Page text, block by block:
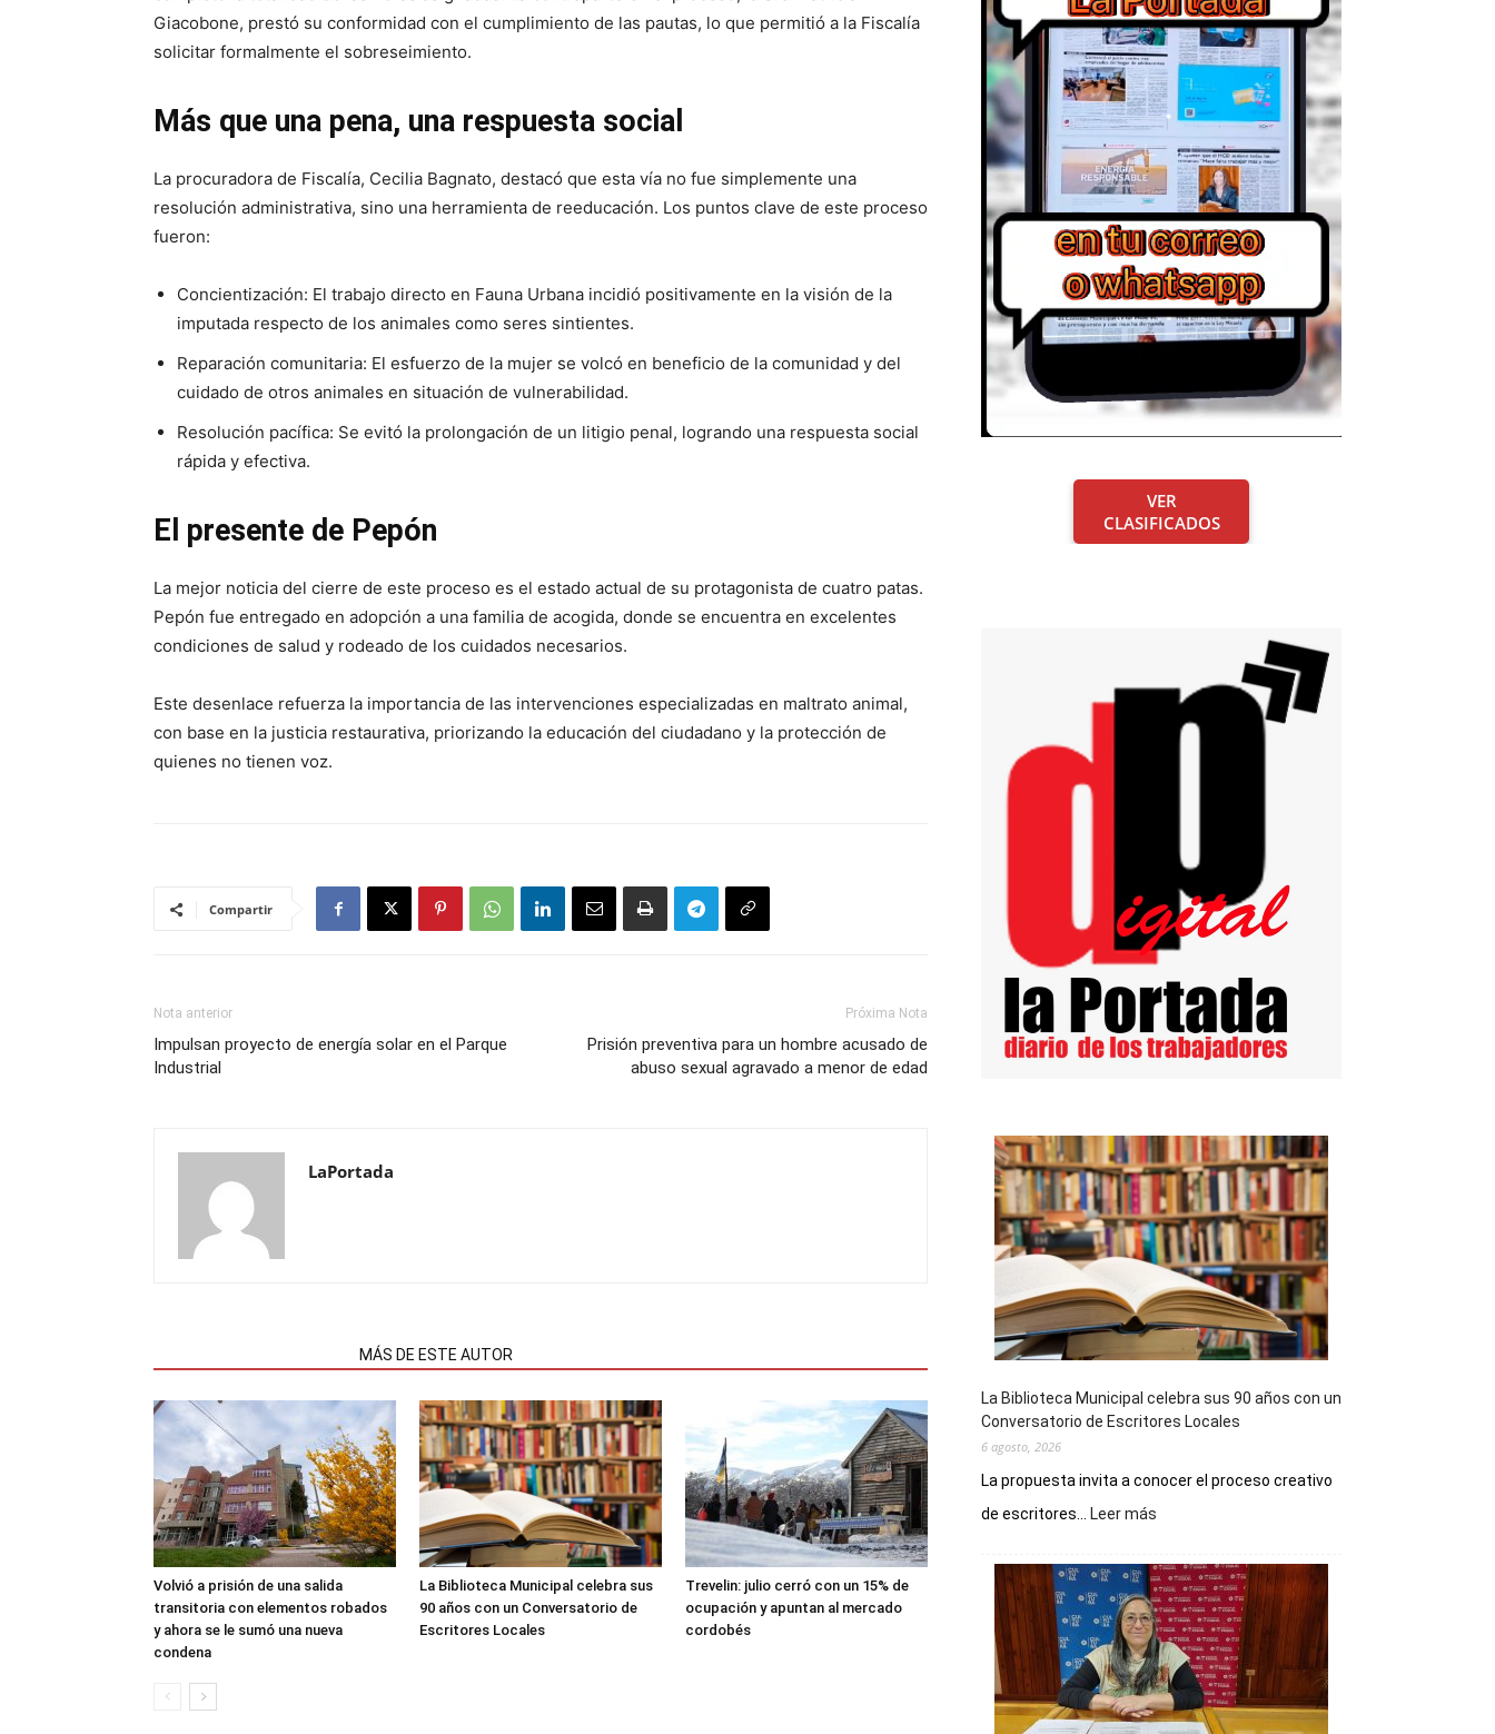
Giacobone, prestó su conformidad con el cumplimiento de las pautas, lo que permitió a la Fiscalía
solicitar formalmente el sobreseimiento.
Más que una pena, una respuesta social
La procuradora de Fiscalía, Cecilia Bagnato, destacó que esta vía no fue simplemente una
resolución administrativa, sino una herramienta de reeducación. Los puntos clave de este proceso
fueron:
Concientización: El trabajo directo en Fauna Urbana incidió positivamente en la visión de la
imputada respecto de los animales como seres sintientes.
Reparación comunitaria: El esfuerzo de la mujer se volcó en beneficio de la comunidad y del
cuidado de otros animales en situación de vulnerabilidad.
Resolución pacífica: Se evitó la prolongación de un litigio penal, logrando una respuesta social
rápida y efectiva.
El presente de Pepón
La mejor noticia del cierre de este proceso es el estado actual de su protagonista de cuatro patas.
Pepón fue entregado en adopción a una familia de acogida, donde se encuentra en excelentes
condiciones de salud y rodeado de los cuidados necesarios.
Este desenlace refuerza la importancia de las intervenciones especializadas en maltrato animal,
con base en la justicia restaurativa, priorizando la educación del ciudadano y la protección de
quienes no tienen voz.
Compartir
Nota anterior
Impulsan proyecto de energía solar en el Parque
Industrial
Próxima Nota
Prisión preventiva para un hombre acusado de
abuso sexual agravado a menor de edad
LaPortada
MÁS DE ESTE AUTOR
Volvió a prisión de una salida
transitoria con elementos robados
y ahora se le sumó una nueva
condena
La Biblioteca Municipal celebra sus
90 años con un Conversatorio de
Escritores Locales
Trevelin: julio cerró con un 15% de
ocupación y apuntan al mercado
cordobés
VER
CLASIFICADOS
La Biblioteca Municipal celebra sus 90 años con un
Conversatorio de Escritores Locales
6 agosto, 2026
La propuesta invita a conocer el proceso creativo
de escritores...
Leer más
Municipal
celebra
sus
90
años
con
un